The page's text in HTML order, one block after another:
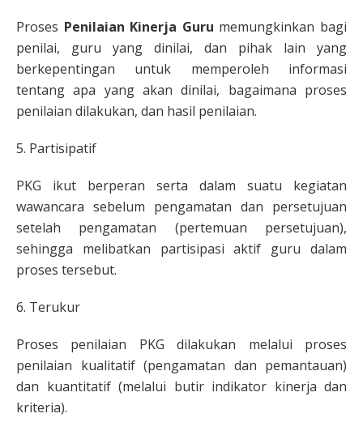
Proses Penilaian Kinerja Guru memungkinkan bagi
penilai, guru yang dinilai, dan pihak lain yang
berkepentingan untuk memperoleh informasi
tentang apa yang akan dinilai, bagaimana proses
penilaian dilakukan, dan hasil penilaian.
5. Partisipatif
PKG ikut berperan serta dalam suatu kegiatan
wawancara sebelum pengamatan dan persetujuan
setelah pengamatan (pertemuan persetujuan),
sehingga melibatkan partisipasi aktif guru dalam
proses tersebut.
6. Terukur
Proses penilaian PKG dilakukan melalui proses
penilaian kualitatif (pengamatan dan pemantauan)
dan kuantitatif (melalui butir indikator kinerja dan
kriteria).